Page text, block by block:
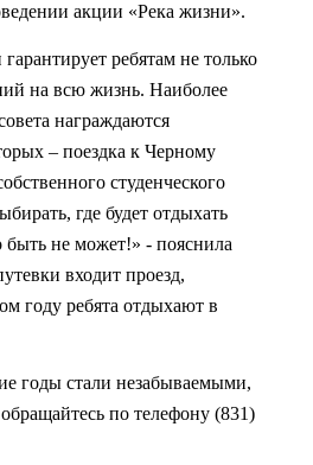
акции «Река жизни».
ребятам не только
на всю жизнь. Наиболее
награждаются
– поездка к Черному
студенческого
где будет отдыхать
не может!» - пояснила
входит проезд,
году ребята отдыхают в
годы стали незабываемыми,
по телефону (831)